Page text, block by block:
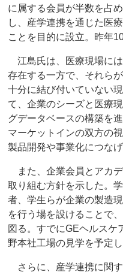
に属する会員が半数を占
し、産学連携を通じた医
ことを目的に設立。昨年
江島氏は、医療現場に
存在する一方で、それら
十分に結び付いていない
て、企業のシーズと医療
グデータベースの構築を
マーケットインの双方の
製品開発や事業化につな
また、企業会員とアカ
取り組む方針を示した。
者、学生らが企業の製造
を行う場を設けることで
図る。すでにGEヘルスケ
野本社工場の見学を予定
さらに、産学連携に関